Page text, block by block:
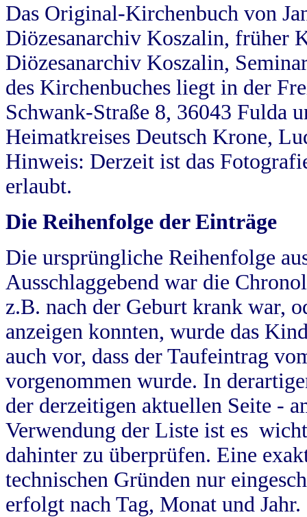
Das Original-Kirchenbuch von
Diözesanarchiv Koszalin, früher
Diözesanarchiv Koszalin,
des Kirchenbuches liegt in der
Schwank-Straße 8, 36043 Fulda
Heimatkreises Deutsch Krone,
Hinweis: Derzeit ist das
erlaubt.
Die Reihenfolge der Einträge
Die ursprüngliche Reihenfolge
Ausschlaggebend war die
z.B. nach der Geburt krank war,
anzeigen konnten, wurde das
auch vor, dass der Taufeintrag
vorgenommen wurde. In
der derzeitigen aktuellen Seite -
Verwendung der Liste ist es
dahinter zu überprüfen. Eine
technischen Gründen nur
erfolgt nach Tag, Monat und Jahr.